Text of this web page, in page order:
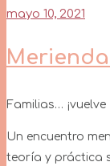
mayo 10, 2021
Familias… ¡vuelve
Un encuentro
teoría y práctica